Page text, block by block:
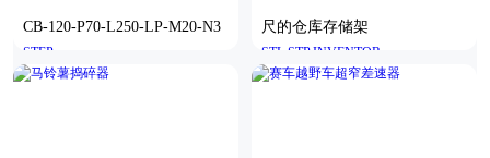
CB-120-P70-L250-LP-M20-N3
STEP
尺的仓库存储架
STL,STP,INVENTOR